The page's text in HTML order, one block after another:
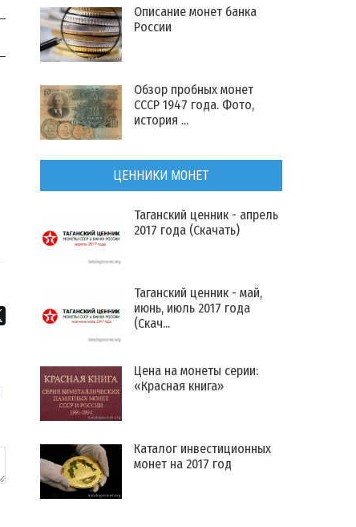
Описание монет банка
России
Обзор пробных монет
СССР 1947 года. Фото,
история ...
ЦЕННИКИ МОНЕТ
Таганский ценник - апрель
2017 года (Скачать)
Таганский ценник - май,
июнь, июль 2017 года
(Скач...
Цена на монеты серии:
«Красная книга»
Каталог инвестиционных
монет на 2017 год